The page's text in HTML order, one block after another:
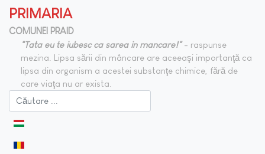
PRIMARIA
COMUNEI PRAID
"Tata eu te iubesc ca sarea in mancare!"- raspunse
mezina. Lipsa sării din mâncare are aceeaşi importanţă ca
lipsa din organism a acestei substanţe chimice, fără de
care viaţa nu ar exista.